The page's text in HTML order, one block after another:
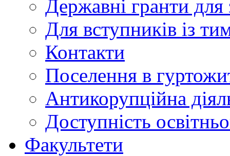
Державні гранти для
Для вступників із
Контакти
Поселення в
Антикорупційна
Доступність
Факультети